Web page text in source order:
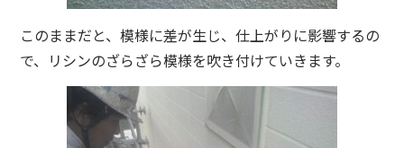
このままだと、模様に差が生じ、仕上がりに影響するの
で、リシンのざらざら模様を吹き付けていきます。